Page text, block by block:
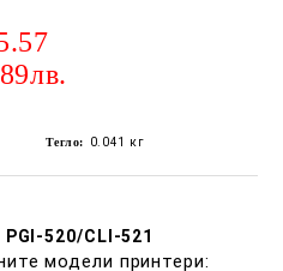
Тегло: 0.041 кг
PGI-520/CLI-521
модели принтери: